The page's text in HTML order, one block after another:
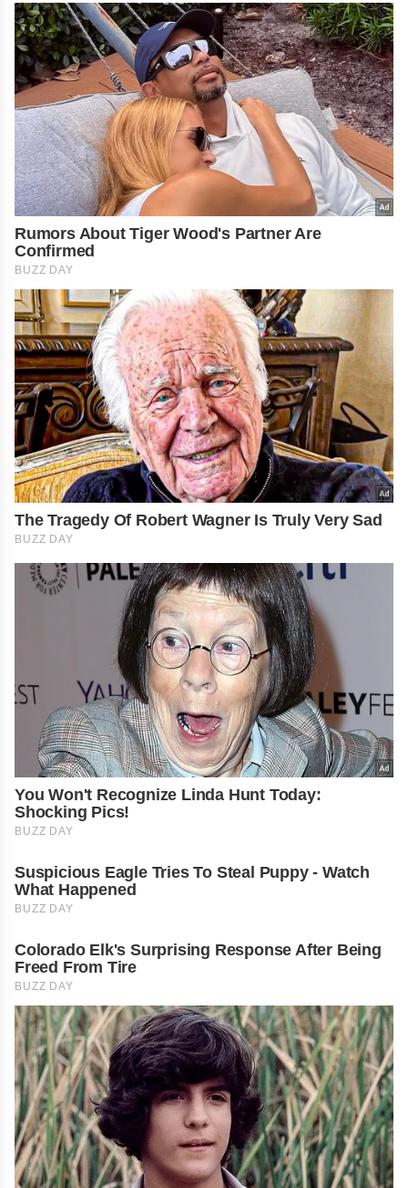
Rumors About Tiger Wood's Partner Are
Confirmed
BUZZ DAY
The Tragedy Of Robert Wagner Is Truly Very Sad
BUZZ DAY
You Won't Recognize Linda Hunt Today:
Shocking Pics!
BUZZ DAY
Suspicious Eagle Tries To Steal Puppy - Watch
What Happened
BUZZ DAY
Colorado Elk's Surprising Response After Being
Freed From Tire
BUZZ DAY